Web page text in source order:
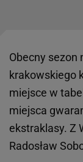
Obecny sezon
krakowskiego
miejsce w
miejsca
ekstraklasy. Z
Radosław